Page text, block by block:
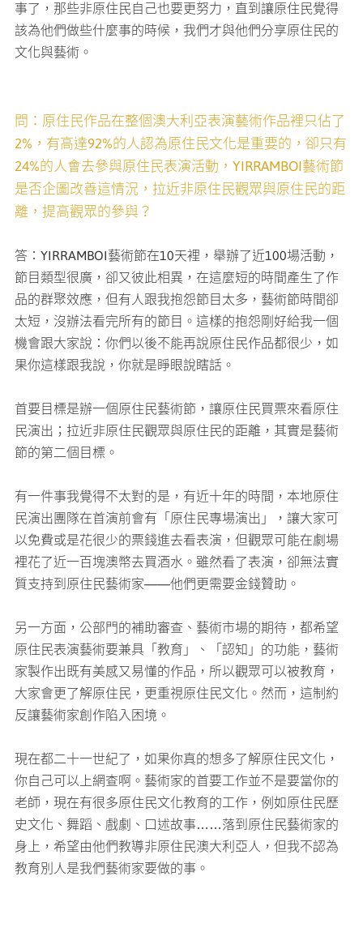
事了，那些非原住民自己也要更努力，直到讓原住民覺得
該為他們做些什麼事的時候，我們才與他們分享原住民的
文化與藝術。
問：原住民作品在整個澳大利亞表演藝術作品裡只佔了
2%，有高達92%的人認為原住民文化是重要的，卻只有
24%的人會去參與原住民表演活動，YIRRAMBOI藝術節
是否企圖改善這情況，拉近非原住民觀眾與原住民的距
離，提高觀眾的參與？
答：YIRRAMBOI藝術節在10天裡，舉辦了近100場活動，
節目類型很廣，卻又彼此相異，在這麼短的時間產生了作
品的群聚效應，但有人跟我抱怨節目太多，藝術節時間卻
太短，沒辦法看完所有的節目。這樣的抱怨剛好給我一個
機會跟大家說：你們以後不能再說原住民作品都很少，如
果你這樣跟我說，你就是睜眼說瞎話。
首要目標是辦一個原住民藝術節，讓原住民買票來看原住
民演出；拉近非原住民觀眾與原住民的距離，其實是藝術
節的第二個目標。
有一件事我覺得不太對的是，有近十年的時間，本地原住
民演出團隊在首演前會有「原住民專場演出」，讓大家可
以免費或是花很少的票錢進去看表演，但觀眾可能在劇場
裡花了近一百塊澳幣去買酒水。雖然看了表演，卻無法實
質支持到原住民藝術家——他們更需要金錢贊助。
另一方面，公部門的補助審查、藝術市場的期待，都希望
原住民表演藝術要兼具「教育」、「認知」的功能，藝術
家製作出既有美感又易懂的作品，所以觀眾可以被教育，
大家會更了解原住民，更重視原住民文化。然而，這制約
反讓藝術家創作陷入困境。
現在都二十一世紀了，如果你真的想多了解原住民文化，
你自己可以上網查啊。藝術家的首要工作並不是要當你的
老師，現在有很多原住民文化教育的工作，例如原住民歷
史文化、舞蹈、戲劇、口述故事……落到原住民藝術家的
身上，希望由他們教導非原住民澳大利亞人，但我不認為
教育別人是我們藝術家要做的事。